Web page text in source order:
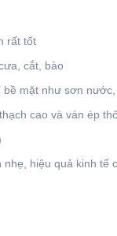
tốt
cắt, bào
như sơn nước,
cao và ván ép
hiệu quả kinh tế